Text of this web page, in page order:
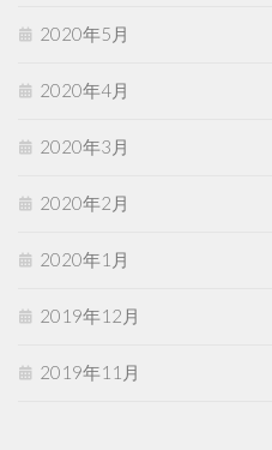
2020年5月
2020年4月
2020年3月
2020年2月
2020年1月
2019年12月
2019年11月